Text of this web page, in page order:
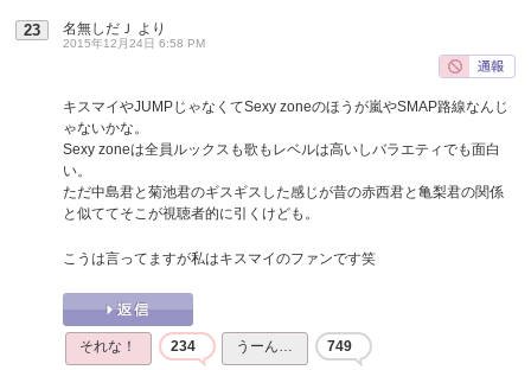
23 名無しだＪ より
2015年12月24日 6:58 PM
キスマイやJUMPじゃなくてSexy zoneのほうが嵐やSMAP路線なんじ
ゃないかな。
Sexy zoneは全員ルックスも歌もレベルは高いしバラエティでも面白
い。
ただ中島君と菊池君のギスギスした感じが昔の赤西君と亀梨君の関係
と似ててそこが視聴者的に引くけども。
こうは言ってますが私はキスマイのファンです笑
それな！ 234 うーん… 749